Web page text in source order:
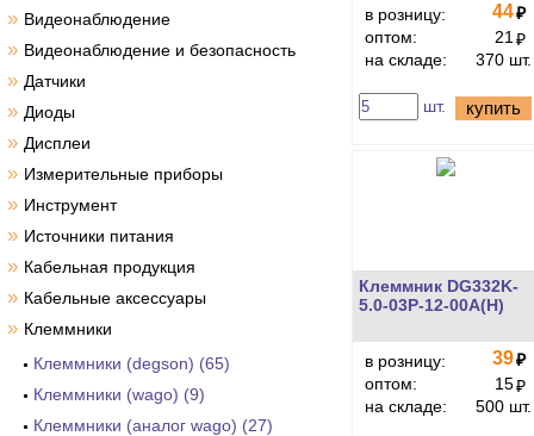
» Видеонаблюдение
» Видеонаблюдение и безопасность
» Датчики
» Диоды
» Дисплеи
» Измерительные приборы
» Инструмент
» Источники питания
» Кабельная продукция
» Кабельные аксессуары
» Клеммники
Клеммники (degson) (65)
Клеммники (wago) (9)
Клеммники (аналог wago) (27)
в розницу: 44₽
оптом:
21 ₽
на складе:
370 шт.
шт. купить
Клеммник DG332K-
5.0-03P-12-00A(H)
в розницу: 39₽
оптом:
15₽
на складе:
500 шт.